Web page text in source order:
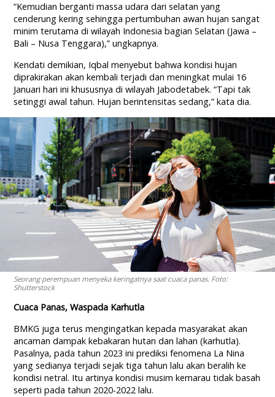
“Kemudian berganti massa udara dari selatan yang
cenderung kering sehingga pertumbuhan awan hujan sangat
minim terutama di wilayah Indonesia bagian Selatan (Jawa –
Bali – Nusa Tenggara),” ungkapnya.
Kendati demikian, Iqbal menyebut bahwa kondisi hujan
diprakirakan akan kembali terjadi dan meningkat mulai 16
Januari hari ini khususnya di wilayah Jabodetabek. “Tapi tak
setinggi awal tahun. Hujan berintensitas sedang,” kata dia.
Seorang perempuan menyeka keringatnya saat cuaca panas. Foto:
Shutterstock
Cuaca Panas, Waspada Karhutla
BMKG juga terus mengingatkan kepada masyarakat akan
ancaman dampak kebakaran hutan dan lahan (karhutla).
Pasalnya, pada tahun 2023 ini prediksi fenomena La Nina
yang sedianya terjadi sejak tiga tahun lalu akan beralih ke
kondisi netral. Itu artinya kondisi musim kemarau tidak basah
seperti pada tahun 2020-2022 lalu.